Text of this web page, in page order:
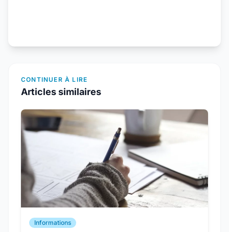
CONTINUER À LIRE
Articles similaires
Informations